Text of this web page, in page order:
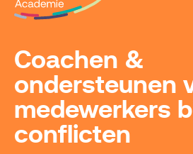
Coachen &
ondersteunen
medewerkers
conflicten